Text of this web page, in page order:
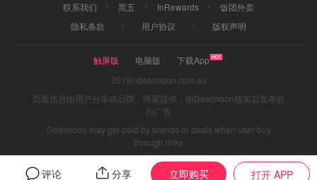
评论 分享 立即购买 打开 APP
联系我们 黑五 InRewards
饭团外卖
隐私条款
用户协议 版权声明
触屏版 电脑版
下载App
2019©dealmoon.com.au
页面信息由用户分享或品牌、商家提供，由Dealmoon核实后发布折
扣广告
Dealmoon may get paid by brands or deals when user buy
through links